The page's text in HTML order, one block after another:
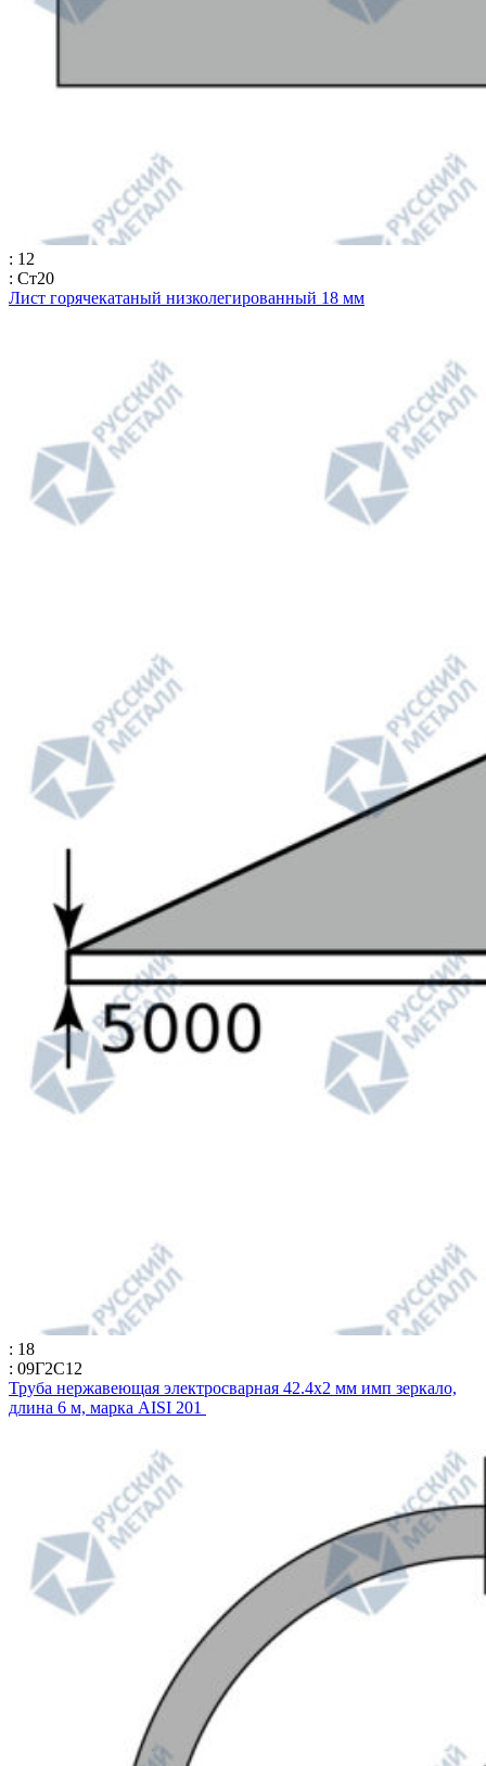
: 12
: Ст20
Лист горячекатаный низколегированный 18 мм
: 18
: 09Г2С12
Труба нержавеющая электросварная 42.4х2 мм имп зеркало,
длина 6 м, марка AISI 201